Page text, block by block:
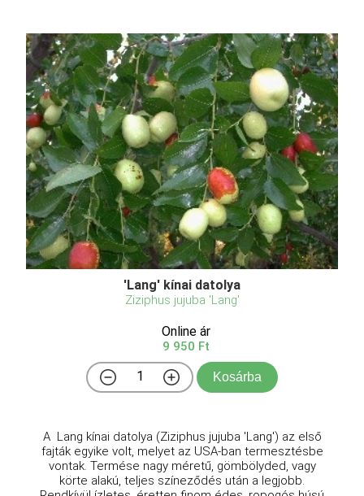
'Lang' kínai datolya
Ziziphus jujuba 'Lang'
Online ár
9 950 Ft
Kosárba
A Lang kínai datolya (Ziziphus jujuba 'Lang') az első
fajták egyike volt, melyet az USA-ban termesztésbe
vontak. Termése nagy méretű, gömbölyded, vagy
körte alakú, teljes színeződés után a legjobb.